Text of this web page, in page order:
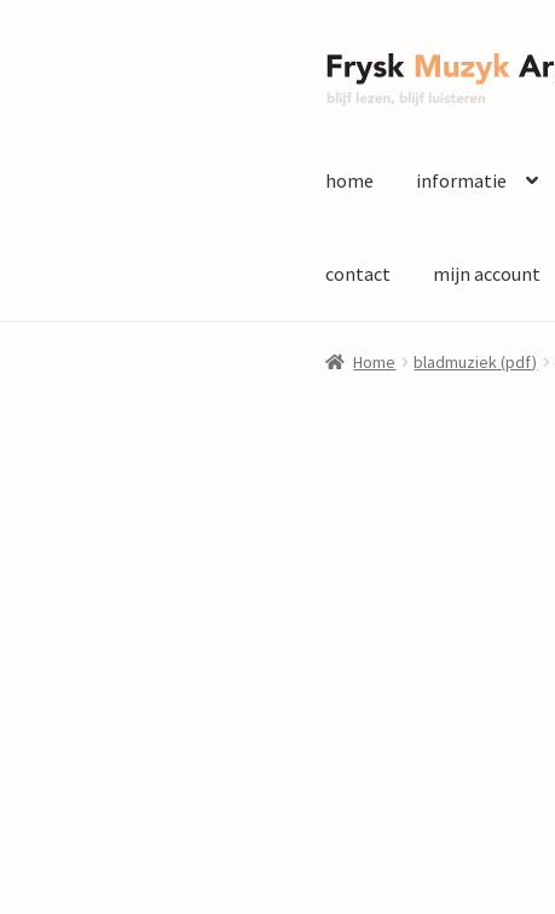
Ga
door
Ga
naar
home informatie
contact mijn account
Home bladmuziek (pdf)